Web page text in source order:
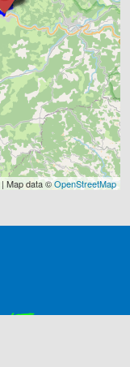
| Map data ©OpenStreetMap